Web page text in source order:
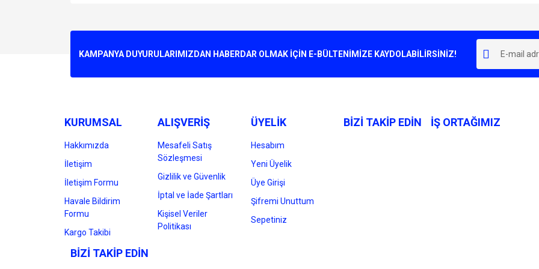
Ürün resmi kalitesiz, bozuk veya görüntülenemiyor.
Bu ürüne benzer farklı alternatifler olmalı.
KAMPANYA DUYURULARIMIZDAN HABERDAR OLMAK İÇİN E-BÜLTENİMİZE KAYDOLABİLİRSİNİZ!
KURUMSAL
Hakkımızda
İletişim
İletişim Formu
Havale Bildirim
Formu
Kargo Takibi
ALIŞVERİŞ
Mesafeli Satış
Sözleşmesi
Gizlilik ve Güvenlik
İptal ve İade Şartları
Kişisel Veriler
Politikası
ÜYELİK
Hesabım
Yeni Üyelik
Üye Girişi
Şifremi Unuttum
Sepetiniz
BİZİ TAKİP EDİN İŞ ORTAĞIMIZ
BİZİ TAKİP EDİN